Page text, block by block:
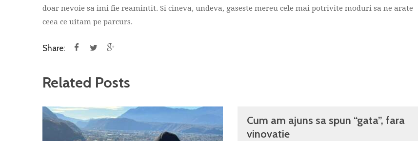
doar nevoie sa imi fie reamintit. Si cineva, undeva, gaseste mereu cele mai potrivite moduri sa ne arate
ceea ce uitam pe parcurs.
Share:
Related Posts
Cum am ajuns sa spun “gata”, fara
vinovatie